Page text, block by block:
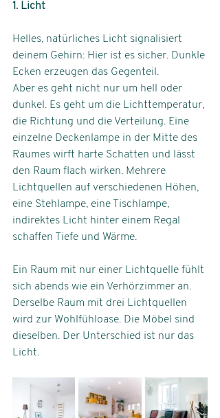
1. Licht
Helles, natürliches Licht signalisiert
deinem Gehirn: Hier ist es sicher. Dunkle
Ecken erzeugen das Gegenteil.
Aber es geht nicht nur um hell oder
dunkel. Es geht um die Lichttemperatur,
die Richtung und die Verteilung. Eine
einzelne Deckenlampe in der Mitte des
Raumes wirft harte Schatten und lässt
den Raum flach wirken. Mehrere
Lichtquellen auf verschiedenen Höhen,
eine Stehlampe, eine Tischlampe,
indirektes Licht hinter einem Regal
schaffen Tiefe und Wärme.
Ein Raum mit nur einer Lichtquelle fühlt
sich abends wie ein Verhörzimmer an.
Derselbe Raum mit drei Lichtquellen
wird zur Wohlfühloase. Die Möbel sind
dieselben. Der Unterschied ist nur das
Licht.